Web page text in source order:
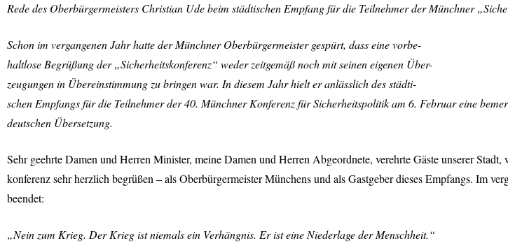
Rede des Oberbürgermeisters Christian Ude beim städtischen Empfang für die Teilnehmer der Münchner
Schon im vergangenen Jahr hatte der Münchner Oberbürgermeister gespürt, dass eine vorbe-
haltlose Begrüßung der „Sicherheitskonferenz“ weder zeitgemäß noch mit seinen eigenen Über-
zeugungen in Übereinstimmung zu bringen war. In diesem Jahr hielt er anlässlich des städti-
schen Empfangs für die Teilnehmer der 40. Münchner Konferenz für Sicherheitspolitik am 6. Februar eine
deutschen Übersetzung.
Sehr geehrte Damen und Herren Minister, meine Damen und Herren Abgeordnete, verehrte Gäste unserer
konferenz sehr herzlich begrüßen – als Oberbürgermeister Münchens und als Gastgeber dieses Empfangs. Im
beendet:
„Nein zum Krieg. Der Krieg ist niemals ein Verhängnis. Er ist eine Niederlage der Menschheit.“